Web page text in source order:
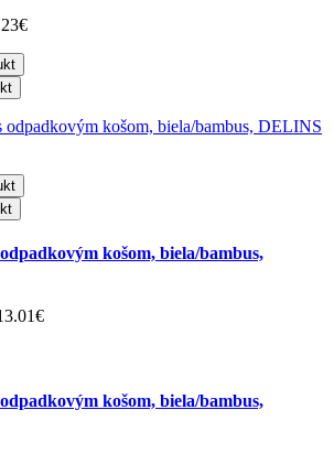
košom, biela/bambus,
košom, biela/bambus,